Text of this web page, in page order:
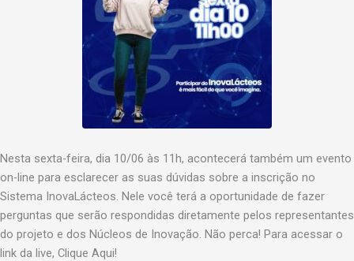
Nesta sexta-feira, dia 10/06 às 11h, acontecerá também um evento
on-line para esclarecer as suas dúvidas sobre a inscrição no
Sistema InovaLácteos. Nele você terá a oportunidade de fazer
perguntas que serão respondidas diretamente pelos representantes
do projeto e dos Núcleos de Inovação. Não perca! Para acessar o
link da live, Clique Aqui!